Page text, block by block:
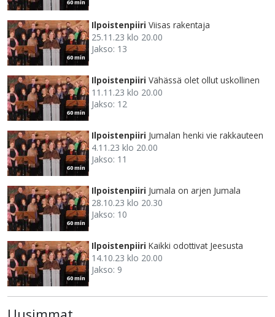
60 min
60 min
Ilpoistenpiiri Viisas rakentaja
25.11.23 klo 20.00
Jakso: 13
60 min
Ilpoistenpiiri Vähässä olet ollut uskollinen
11.11.23 klo 20.00
Jakso: 12
60 min
Ilpoistenpiiri Jumalan henki vie rakkauteen
4.11.23 klo 20.00
Jakso: 11
60 min
Ilpoistenpiiri Jumala on arjen Jumala
28.10.23 klo 20.30
Jakso: 10
60 min
Ilpoistenpiiri Kaikki odottivat Jeesusta
14.10.23 klo 20.00
Jakso: 9